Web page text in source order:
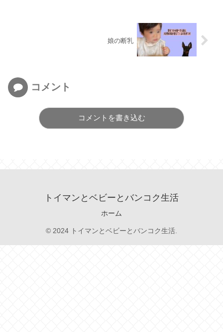
娘の断乳
コメント
コメントを書き込む
トイマンとベビーとバンコク生活
ホーム
© 2024 トイマンとベビーとバンコク生活.